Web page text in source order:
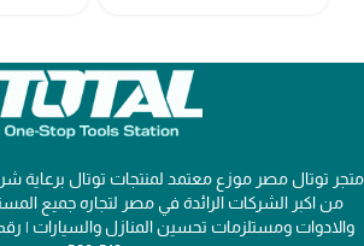
متجر توتال مصر موزع معتمد لمنتجات توتال برعاية
من اكبر الشركات الرائدة في مصر لتجاره جميع